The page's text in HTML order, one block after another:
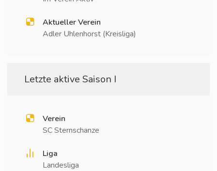
Aktueller Verein
Adler Uhlenhorst (Kreisliga)
Letzte aktive Saison I
Verein
SC Sternschanze
Liga
Landesliga